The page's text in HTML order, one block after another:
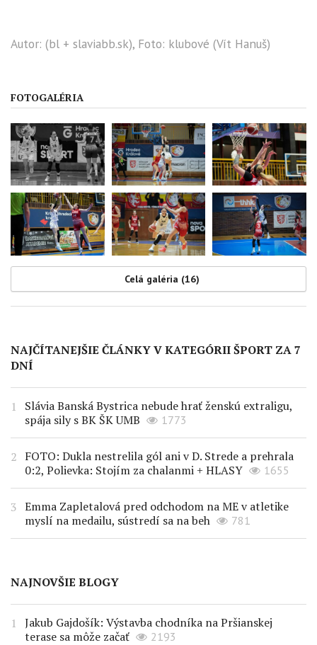
Autor: (bl + slaviabb.sk), Foto: klubové (Vít Hanuš)
FOTOGALÉRIA
Celá galéria (16)
NAJČÍTANEJŠIE ČLÁNKY V KATEGÓRII ŠPORT ZA 7
DNÍ
Slávia Banská Bystrica nebude hrať ženskú extraligu,
spája sily s BK ŠK UMB
1773
FOTO: Dukla nestrelila gól ani v D. Strede a prehrala
0:2, Polievka: Stojím za chalanmi + HLASY
1655
Emma Zapletalová pred odchodom na ME v atletike
myslí na medailu, sústredí sa na beh
781
NAJNOVŠIE BLOGY
Jakub Gajdošík: Výstavba chodníka na Pršianskej
terase sa môže začať
2193